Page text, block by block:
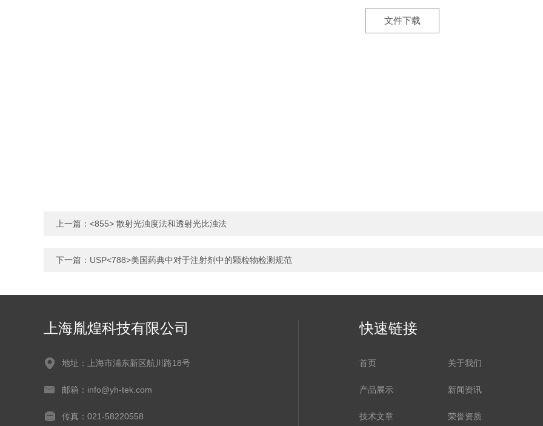
文件下载
上一篇： <855> 散射光浊度法和透射光比浊法
下一篇： USP<788>美国药典中对于注射剂中的颗粒物检测规范
上海胤煌科技有限公司
地址：上海市浦东新区航川路18号
邮箱：info@yh-tek.com
传真：021-58220558
快速链接
首页 关于我们
产品展示 新闻资讯
技术文章 荣誉资质